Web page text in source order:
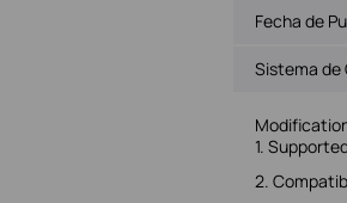
Fecha de
Sistema de
1.
2.